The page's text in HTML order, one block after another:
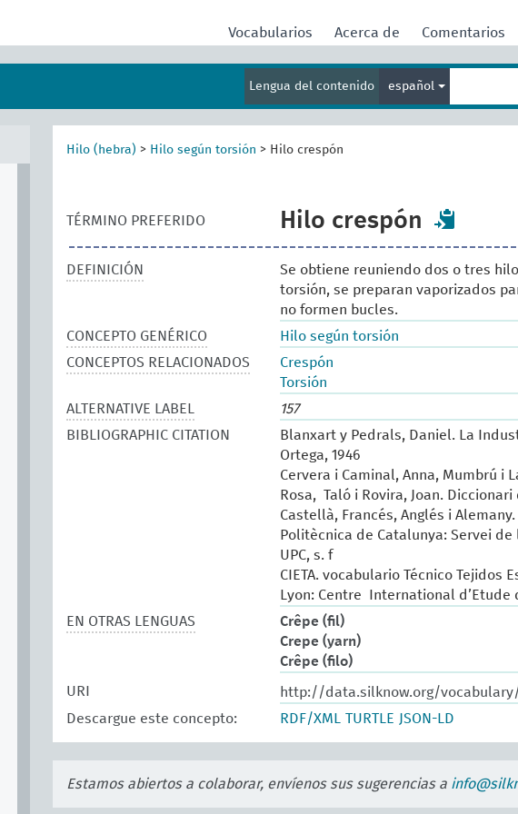
Vocabularios Acerca de Comentarios
Lengua del contenido español
term
Hilo (hebra) > Hilo según torsión > Hilo crespón
TÉRMINO PREFERIDO Hilo crespón
DEFINICIÓN
Se obtiene reuniendo dos o tres
torsión, se preparan vaporizados
no formen bucles.
CONCEPTO GENÉRICO
Hilo según torsión
CONCEPTOS RELACIONADOS
Crespón
Torsión
ALTERNATIVE LABEL
157
BIBLIOGRAPHIC CITATION
Blanxart y Pedrals, Daniel. La
Ortega, 1946
Cervera i Caminal, Anna, Mumbrú i
Rosa, Taló i Rovira, Joan.
Castellà, Francés, Anglés i
Politècnica de Catalunya: Servei
UPC, s. f
CIETA. vocabulario Técnico Tejidos
Lyon: Centre International d’Etude
EN OTRAS LENGUAS
Crêpe (fil)
Crepe (yarn)
Crêpe (filo)
URI
http://data.silknow.org/vocabulary/
Descargue este concepto:
RDF/XML TURTLE JSON-LD
Estamos abiertos a colaborar, envíenos sus sugerencias a